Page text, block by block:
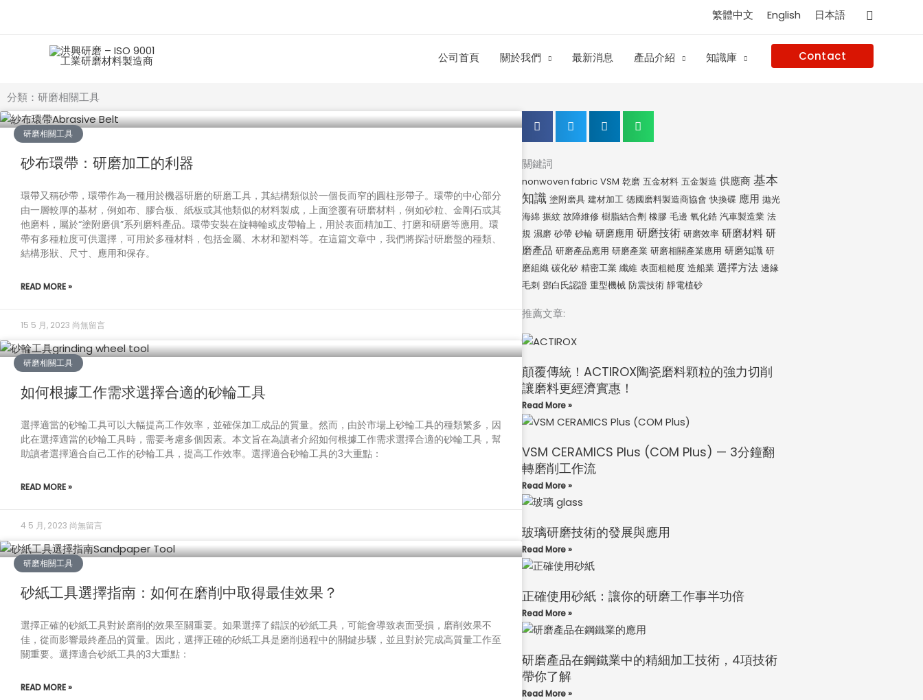
繁體中文 English 日本語
搜
公司首頁 關於我們 最新消息 產品介紹 知識庫 Contact
分類：研磨相關工具
研磨相關工具
砂布環帶：研磨加工的利器
環帶又稱砂帶，環帶作為一種用於機器研磨的研磨工具，其結構類似於一個長而窄的圓柱形帶子。環帶的中心部分
由一層較厚的基材，例如布、膠合板、紙板或其他類似的材料製成，上面塗覆有研磨材料，例如砂粒、金剛石或其
他磨料，屬於“塗附磨俱”系列磨料產品。環帶安裝在旋轉輪或皮帶輪上，用於表面精加工、打磨和研磨等應用。環
帶有多種粒度可供選擇，可用於多種材料，包括金屬、木材和塑料等。在這篇文章中，我們將探討研磨盤的種類、
結構形狀、尺寸、應用和保存。
READ MORE »
15 5 月, 2023 尚無留言
研磨相關工具
如何根據工作需求選擇合適的砂輪工具
選擇適當的砂輪工具可以大幅提高工作效率，並確保加工成品的質量。然而，由於市場上砂輪工具的種類繁多，因
此在選擇適當的砂輪工具時，需要考慮多個因素。本文旨在為讀者介紹如何根據工作需求選擇合適的砂輪工具，幫
助讀者選擇適合自己工作的砂輪工具，提高工作效率。選擇適合砂輪工具的3大重點：
READ MORE »
4 5 月, 2023 尚無留言
研磨相關工具
砂紙工具選擇指南：如何在磨削中取得最佳效果？
選擇正確的砂紙工具對於磨削的效果至關重要。如果選擇了錯誤的砂紙工具，可能會導致表面受損，磨削效果不
佳，從而影響最終產品的質量。因此，選擇正確的砂紙工具是磨削過程中的關鍵步驟，並且對於完成高質量工作至
關重要。選擇適合砂紙工具的3大重點：
READ MORE »
關鍵詞
nonwoven fabric VSM 乾磨 五金材料 五金製造 供應商 基本
知識 塗附磨具 建材加工 德國磨料製造商協會 快換碟 應用 拋光
海綿 振紋 故障維修 樹脂結合劑 橡膠 毛邊 氧化鋯 汽車製造業 法
規 濕磨 砂帶 砂輪 研磨應用 研磨技術 研磨效率 研磨材料 研
磨產品 研磨產品應用 研磨產業 研磨相關產業應用 研磨知識 研
磨組織 碳化矽 精密工業 纖維 表面粗糙度 造船業 選擇方法 邊緣
毛刺 鄧白氏認證 重型機械 防震技術 靜電植砂
推薦文章:
顛覆傳統！ACTIROX陶瓷磨料顆粒的強力切削
讓磨料更經濟實惠！
Read More »
VSM CERAMICS Plus (COM Plus) — 3分鐘翻
轉磨削工作流
Read More »
玻璃研磨技術的發展與應用
Read More »
正確使用砂紙：讓你的研磨工作事半功倍
Read More »
研磨產品在鋼鐵業中的精細加工技術，4項技術
帶你了解
Read More »